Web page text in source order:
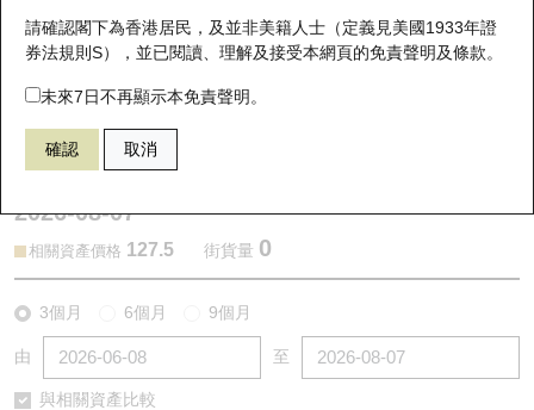
請確認閣下為香港居民，及並非美籍人士（定義見美國1933年證
券法規則S），並已閱讀、理解及接受本網頁的免責聲明及條款。
未來7日不再顯示本免責聲明。
確認 取消
表現 街貨統計 比較
13429 瑞銀認購 9618 京東集團
2026-08-07
相關資產價格 127.5 街貨量 0
3個月 6個月 9個月
由 至
與相關資產比較
新發行瑞銀認股證
即將到期認股證
認股證到期結算價查詢
認股證分析儀
認股證/牛熊證日誌
比較
牛熊證搜尋
牛熊證街貨分佈圖
正股牛熊證列表
新發行瑞銀牛熊證
牛熊證到期結算價查詢
比較
十大認股證成交分佈
十天股證佔大市成交
資金流
街貨統計
二十大活躍股份
恒指成份股
國指成份股
科指成份股
中資ETFs溢價比較
顯示所有持股比重
輪證專欄
講座及教育短片
認股證投資者教育
牛熊證投資者教育